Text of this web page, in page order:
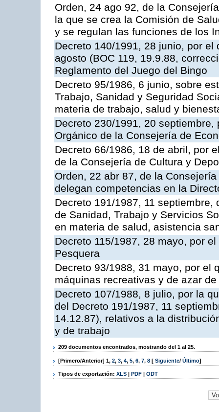
Orden, 24 ago 92, de la
la que se crea la Comisión de
y se regulan las funciones de los
Decreto 140/1991, 28 junio, por
agosto (BOC 119, 19.9.88,
Reglamento del Juego del Bingo
Decreto 95/1986, 6 junio, sobre
Trabajo, Sanidad y Seguridad
materia de trabajo, salud y
Decreto 230/1991, 20
Orgánico de la Consejería de
Decreto 66/1986, 18 de abril, por
de la Consejería de Cultura y
Orden, 22 abr 87, de la
delegan competencias en la
Decreto 191/1987, 11
de Sanidad, Trabajo y Servicios
en materia de salud, asistencia
Decreto 115/1987, 28 mayo, por
Pesquera
Decreto 93/1988, 31 mayo, por el
máquinas recreativas y de azar
Decreto 107/1988, 8 julio, por la
del Decreto 191/1987, 11
14.12.87), relativos a la
y de trabajo
209 documentos encontrados, mostrando del 1 al 25.
[Primero/Anterior] 1, 2, 3, 4, 5, 6, 7, 8 [ Siguiente/ Último]
Tipos de exportación: XLS | PDF | ODT